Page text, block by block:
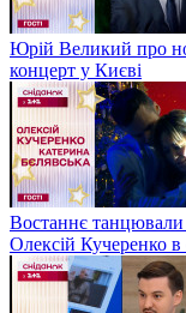
Юрій Великий про
концерт у Києві
Востаннє танцювали
Олексій Кучеренко в